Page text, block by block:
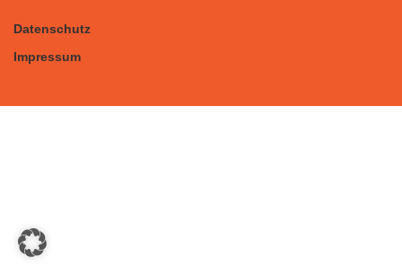
Datenschutz
Impressum